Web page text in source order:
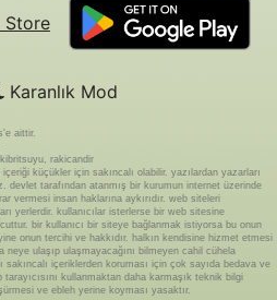
Karanlık Mod
aittir.
rakicandir
küçükler için sakıncalı olabilir. yazılardan yazarları
devlet tarafından atanmış bir kurumun internet üzerinde
vermesi insan haklarına aykırıdır. web siteleri
yerlerdir. kullanıcılar isterlerse bir web sitesine
bir kullanıcı bir siteye bağlanmak istiyorsa bu onun
onun tercihi ve hakkıdır. halkın kendisine hizmet etmesi
ulaşıp ulaşmayacağını bilmeyen cahil cühela
içeriklerden koruması için çok sayıda bedava ve
kullanmaktan daha karmaşık teknik bilgi
ve ebleh yerine koyması yasaktır.